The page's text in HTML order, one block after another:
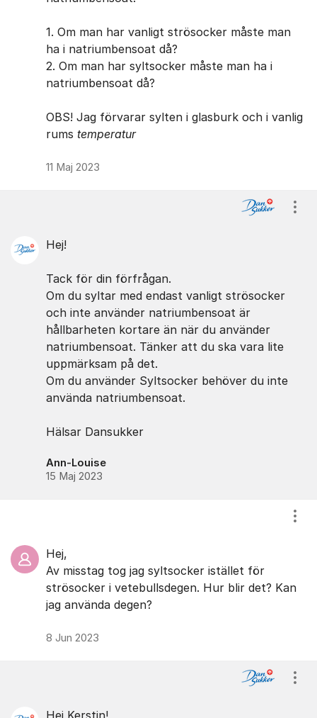
1. Om man har vanligt strösocker måste man
ha i natriumbensoat då?
2. Om man har syltsocker måste man ha i
natriumbensoat då?
OBS! Jag förvarar sylten i glasburk och i vanlig
rums temperatur
11 Maj 2023
Hej!
Tack för din förfrågan.
Om du syltar med endast vanligt strösocker
och inte använder natriumbensoat är
hållbarheten kortare än när du använder
natriumbensoat. Tänker att du ska vara lite
uppmärksam på det.
Om du använder Syltsocker behöver du inte
använda natriumbensoat.
Hälsar Dansukker
Ann-Louise
15 Maj 2023
Hej,
Av misstag tog jag syltsocker istället för
strösocker i vetebullsdegen. Hur blir det? Kan
jag använda degen?
8 Jun 2023
Hej Kerstin!